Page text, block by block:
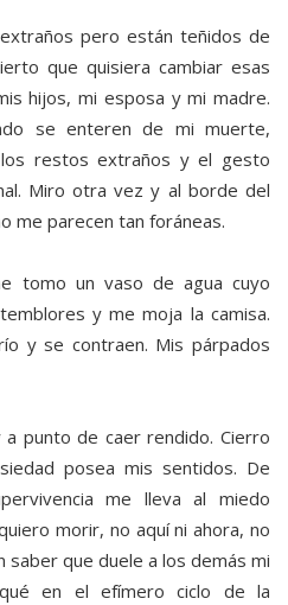
pero están teñidos de
que quisiera cambiar esas
hijos, mi esposa y mi madre.
se enteren de mi muerte,
restos extraños y el gesto
Miro otra vez y al borde del
me parecen tan foráneas.
tomo un vaso de agua cuyo
y me moja la camisa.
y se contraen. Mis párpados
punto de caer rendido. Cierro
posea mis sentidos. De
me lleva al miedo
morir, no aquí ni ahora, no
que duele a los demás mi
en el efímero ciclo de la